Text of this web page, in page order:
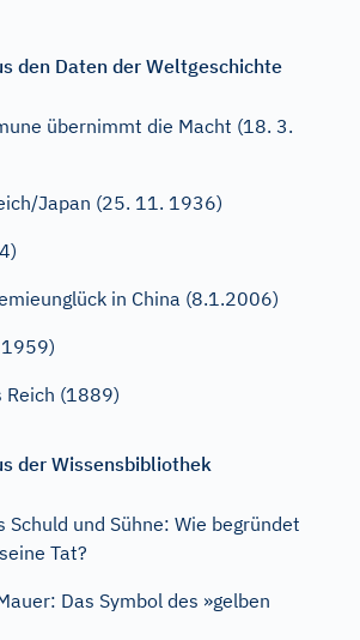
den Daten der Weltgeschichte
übernimmt die Macht (18. 3.
Japan (25. 11. 1936)
in China (8.1.2006)
Reich (1889)
der Wissensbibliothek
Schuld und Sühne: Wie begründet
Tat?
Das Symbol des »gelben